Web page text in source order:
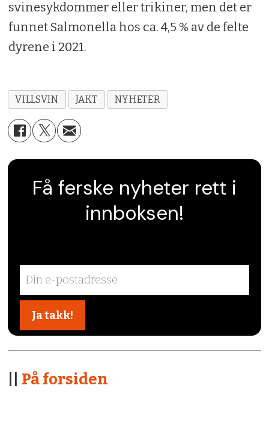
svinesykdommer eller trikiner, men det er
funnet Salmonella hos ca. 4,5 % av de felte
dyrene i 2021.
VILLSVIN JAKT NYHETER
Få ferske nyheter rett i
innboksen!
På forsiden